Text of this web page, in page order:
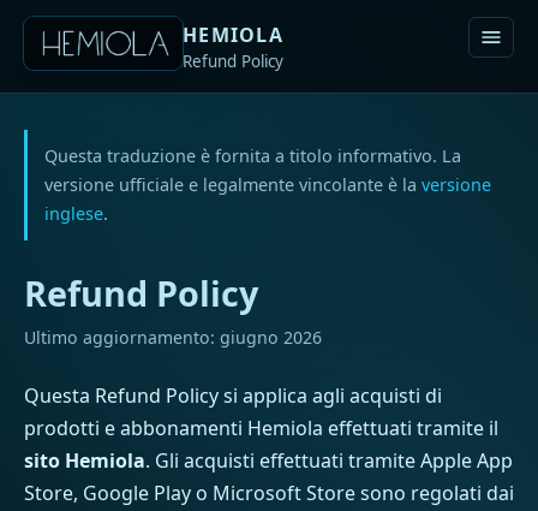
HEMIOLA
Refund Policy
Questa traduzione è fornita a titolo informativo. La
versione ufficiale e legalmente vincolante è la versione
inglese.
Refund Policy
Ultimo aggiornamento: giugno 2026
Questa Refund Policy si applica agli acquisti di
prodotti e abbonamenti Hemiola effettuati tramite il
sito Hemiola. Gli acquisti effettuati tramite Apple App
Store, Google Play o Microsoft Store sono regolati dai